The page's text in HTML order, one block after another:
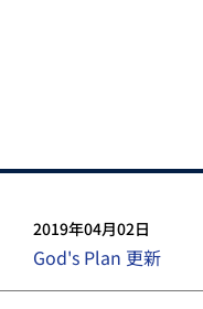
2019年04月02日
God's Plan 更新